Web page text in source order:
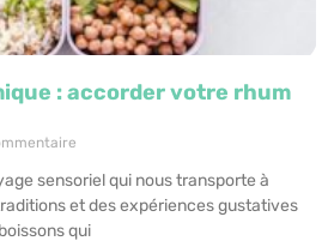
: accorder votre rhum
sensoriel qui nous transporte à
et des expériences gustatives
qui